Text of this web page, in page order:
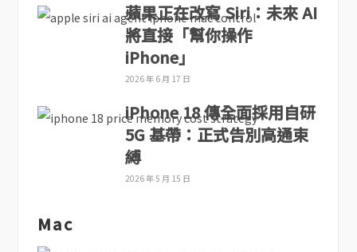
蘋果正在改寫 Siri：未來 AI
將直接「幫你操作
iPhone」
2026 年 6 月 17 日
iPhone 18 傳全面採用自研
5G 基帶：正式告別高通束
縛
2026 年 5 月 15 日
Mac